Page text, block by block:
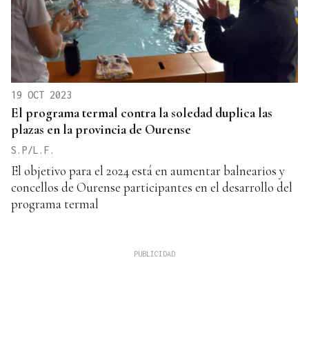
19 OCT 2023
El programa termal contra la soledad duplica las
plazas en la provincia de Ourense
S.P/L.F.
El objetivo para el 2024 está en aumentar balnearios y
concellos de Ourense participantes en el desarrollo del
programa termal